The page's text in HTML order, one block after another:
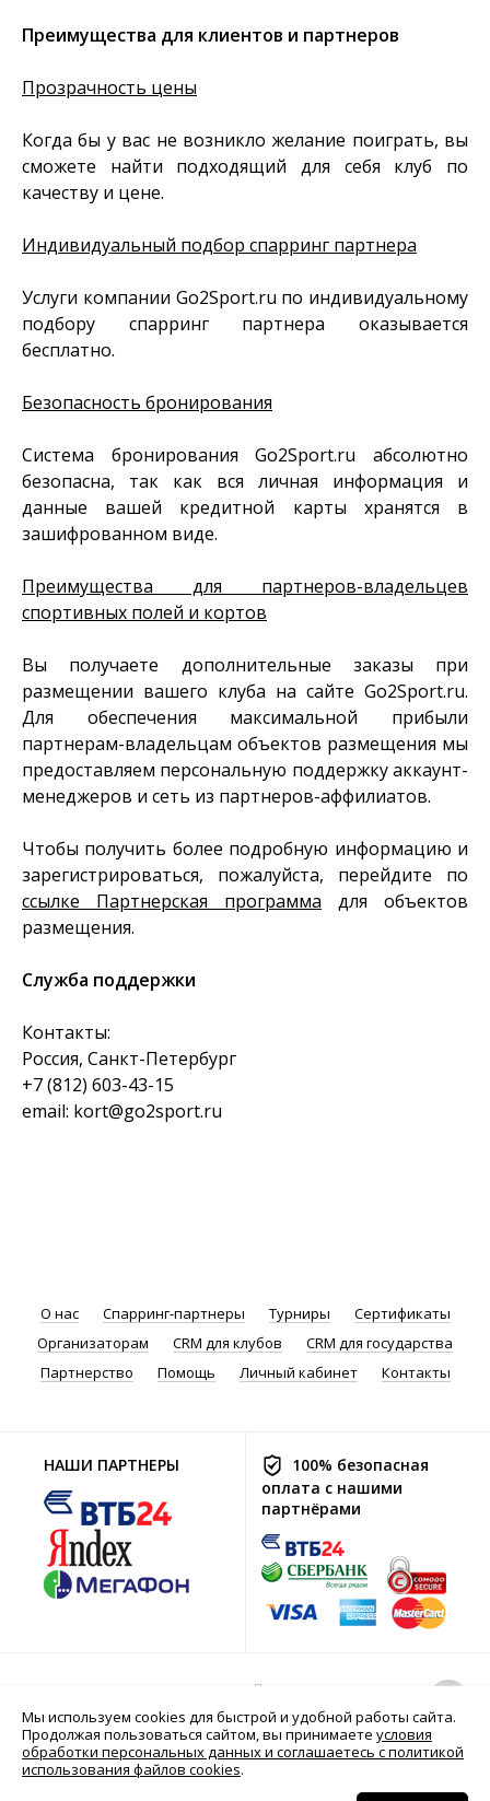
Преимущества для клиентов и партнеров
Прозрачность цены
Когда бы у вас не возникло желание поиграть, вы
сможете найти подходящий для себя клуб по
качеству и цене.
Индивидуальный подбор спарринг партнера
Услуги компании Go2Sport.ru по индивидуальному
подбору спарринг партнера оказывается
бесплатно.
Безопасность бронирования
Система бронирования Go2Sport.ru абсолютно
безопасна, так как вся личная информация и
данные вашей кредитной карты хранятся в
зашифрованном виде.
Преимущества для партнеров-владельцев
спортивных полей и кортов
Вы получаете дополнительные заказы при
размещении вашего клуба на сайте Go2Sport.ru.
Для обеспечения максимальной прибыли
партнерам-владельцам объектов размещения мы
предоставляем персональную поддержку аккаунт-
менеджеров и сеть из партнеров-аффилиатов.
Чтобы получить более подробную информацию и
зарегистрироваться, пожалуйста, перейдите по
ссылке Партнерская программа для объектов
размещения.
Служба поддержки
Контакты:
Россия, Санкт-Петербург
+7 (812) 603-43-15
email: kort@go2sport.ru
О нас Спарринг-партнеры Турниры
Сертификаты
Организаторам
CRM для клубов
CRM для государства
Партнерство
Помощь Личный кабинет Контакты
НАШИ ПАРТНЕРЫ
100% безопасная
оплата с нашими
партнёрами
Политика хранения
персональных
данных
Мы используем cookies для быстрой и удобной работы сайта.
Продолжая пользоваться сайтом, вы принимаете условия
обработки персональных данных и соглашаетесь с политикой
использования файлов cookies.